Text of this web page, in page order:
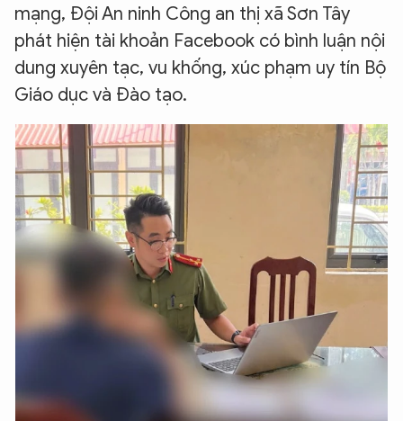
mạng, Đội An ninh Công an thị xã Sơn Tây
phát hiện tài khoản Facebook có bình luận nội
dung xuyên tạc, vu khống, xúc phạm uy tín Bộ
Giáo dục và Đào tạo.